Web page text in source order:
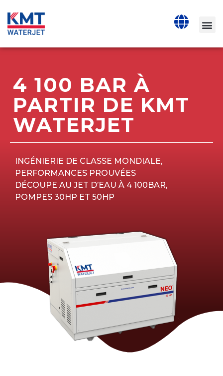
4 100 BAR À
PARTIR DE KMT
WATERJET
INGÉNIERIE DE CLASSE MONDIALE,
PERFORMANCES PROUVÉES
DÉCOUPE AU JET D’EAU À 4 100BAR,
POMPES 30HP ET 50HP